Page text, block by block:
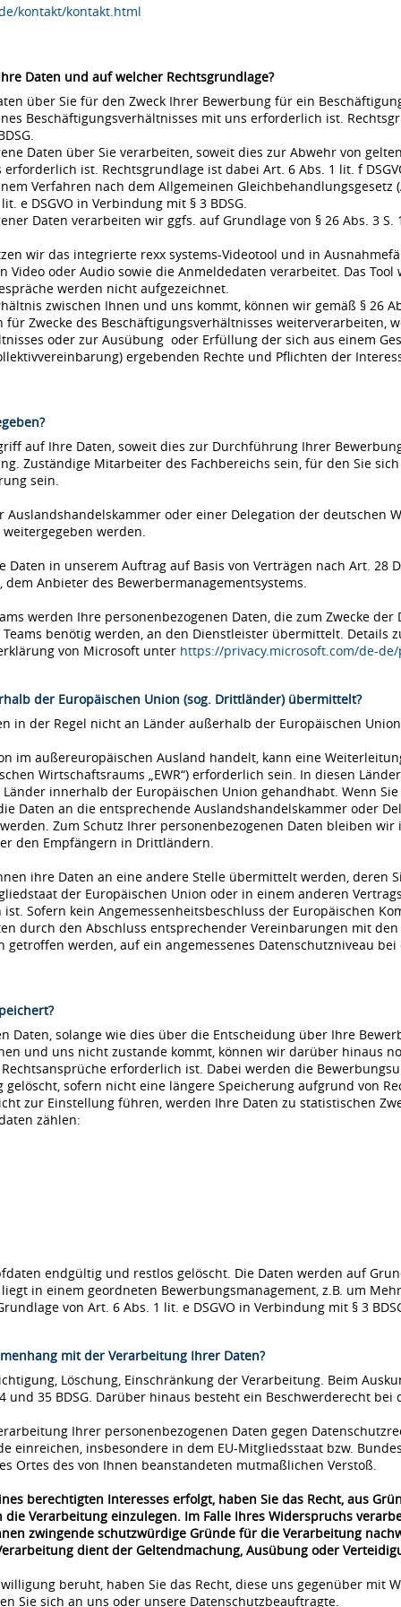
kontakt/kontakt.html
Daten und auf welcher Rechtsgrundlage?
über Sie für den Zweck Ihrer Bewerbung für ein
Beschäftigungsverhältnisses mit uns erforderlich ist.
Daten über Sie verarbeiten, soweit dies zur Abwehr von
ist. Rechtsgrundlage ist dabei Art. 6 Abs. 1 lit. f
Verfahren nach dem Allgemeinen Gleichbehandlungsgesetz
e DSGVO in Verbindung mit § 3 BDSG.
Daten verarbeiten wir ggfs. auf Grundlage von § 26 Abs. 3 S.
wir das integrierte rexx systems-Videotool und in
Video oder Audio sowie die Anmeldedaten verarbeitet. Das
werden nicht aufgezeichnet.
zwischen Ihnen und uns kommt, können wir gemäß § 26
Zwecke des Beschäftigungsverhältnisses weiterverarbeiten,
oder zur Ausübung oder Erfüllung der sich aus einem
ergebenden Rechte und Pflichten der
auf Ihre Daten, soweit dies zur Durchführung Ihrer
Zuständige Mitarbeiter des Fachbereichs sein, für den Sie
sein.
Auslandshandelskammer oder einer Delegation der deutschen
werden.
in unserem Auftrag auf Basis von Verträgen nach Art. 28
Anbieter des Bewerbermanagementsystems.
werden Ihre personenbezogenen Daten, die zum Zwecke
benötig werden, an den Dienstleister übermittelt. Details
von Microsoft unter https://privacy.microsoft.com/de-
der Europäischen Union (sog. Drittländer) übermittelt?
in der Regel nicht an Länder außerhalb der Europäischen
im außereuropäischen Ausland handelt, kann eine
Wirtschaftsraums „EWR“) erforderlich sein. In diesen
innerhalb der Europäischen Union gehandhabt. Wenn
Daten an die entsprechende Auslandshandelskammer oder
Zum Schutz Ihrer personenbezogenen Daten bleiben
den Empfängern in Drittländern.
ihre Daten an eine andere Stelle übermittelt werden, deren
der Europäischen Union oder in einem anderen
Sofern kein Angemessenheitsbeschluss der Europäischen
durch den Abschluss entsprechender Vereinbarungen mit
getroffen werden, auf ein angemessenes Datenschutzniveau
Daten, solange wie dies über die Entscheidung über Ihre
und uns nicht zustande kommt, können wir darüber hinaus
erforderlich ist. Dabei werden die
gelöscht, sofern nicht eine längere Speicherung aufgrund von
zur Einstellung führen, werden Ihre Daten zu statistischen
zählen:
endgültig und restlos gelöscht. Die Daten werden auf
in einem geordneten Bewerbungsmanagement, z.B. um
von Art. 6 Abs. 1 lit. e DSGVO in Verbindung mit § 3
mit der Verarbeitung Ihrer Daten?
Löschung, Einschränkung der Verarbeitung. Beim
und 35 BDSG. Darüber hinaus besteht ein Beschwerderecht bei
Ihrer personenbezogenen Daten gegen
einreichen, insbesondere in dem EU-Mitgliedsstaat bzw.
Ortes des von Ihnen beanstandeten mutmaßlichen Verstoß.
berechtigten Interesses erfolgt, haben Sie das Recht, aus
Verarbeitung einzulegen. Im Falle Ihres Widerspruchs
zwingende schutzwürdige Gründe für die Verarbeitung
dient der Geltendmachung, Ausübung oder
beruht, haben Sie das Recht, diese uns gegenüber mit
Sie sich an uns oder unsere Datenschutzbeauftragte.